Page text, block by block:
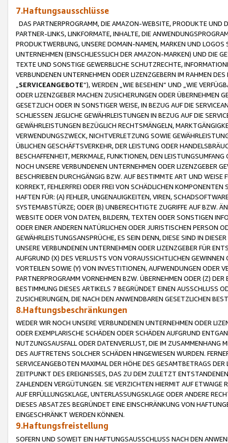
7.Haftungsausschlüsse
DAS PARTNERPROGRAMM, DIE AMAZON-WEBSITE, PRODUKTE UND
PARTNER-LINKS, LINKFORMATE, INHALTE, DIE
PRODUKTWERBUNG, UNSERE DOMAIN-NAMEN, MARKEN UND
UNTERNEHMEN (EINSCHLIESSLICH DER AMAZON-MARKEN) UND DIE
TEXTE UND SONSTIGE GEWERBLICHE SCHUTZRECHTE,
VERBUNDENEN UNTERNEHMEN ODER LIZENZGEBERN IM RAHMEN
SERVICEANGEBOTE“), WERDEN „WIE BESEHEN“ UND „WIE
ODER LIZENZGEBER MACHEN ZUSICHERUNGEN ODER ÜBERNEHMEN
GESETZLICH ODER IN SONSTIGER WEISE, IN BEZUG AUF DIE
SCHLIESSEN JEGLICHE GEWÄHRLEISTUNGEN IN BEZUG AUF DIE
GEWÄHRLEISTUNGEN BEZÜGLICH RECHTSMÄNGELN,
VERWENDUNGSZWECK, NICHTVERLETZUNG SOWIE
ÜBLICHEN GESCHÄFTSVERKEHR, DER LEISTUNG ODER
BESCHAFFENHEIT, MERKMALE, FUNKTIONEN, DEN
NOCH UNSERE VERBUNDENEN UNTERNEHMEN ODER LIZENZGEBER
BESCHRIEBEN DURCHGÄNGIG BZW. AUF BESTIMMTE ART UND
KORREKT, FEHLERFREI ODER FREI VON SCHÄDLICHEN
HAFTEN FÜR: (A) FEHLER, UNGENAUIGKEITEN, VIREN,
SYSTEMABSTÜRZE; ODER (B) UNBERECHTIGTE ZUGRIFFE AUF BZW.
WEBSITE ODER VON DATEN, BILDERN, TEXTEN ODER SONSTIGEN
ODER EINER ANDEREN NATÜRLICHEN ODER JURISTISCHEN PERSON
GEWÄHRLEISTUNGSANSPRÜCHE, ES SEIN DENN, DIESE SIND IN
UNSERE VERBUNDENEN UNTERNEHMEN ODER LIZENZGEBER FÜR
AUFGRUND (X) DES VERLUSTS VON VORAUSSICHTLICHEN
VORTEILEN SOWIE (Y) VON INVESTITIONEN, AUFWENDUNGEN ODER
PARTNERPROGRAMM VORNEHMEN BZW. ÜBERNEHMEN ODER (Z)
BESTIMMUNG DIESES ARTIKELS 7 BEGRÜNDET EINEN AUSSCHLUSS
ZUSICHERUNGEN, DIE NACH DEN ANWENDBAREN GESETZLICHEN
8.Haftungsbeschränkungen
WEDER WIR NOCH UNSERE VERBUNDENEN UNTERNEHMEN ODER
ODER EXEMPLARISCHE SCHÄDEN ODER SCHÄDEN AUFGRUND
NUTZUNGSAUSFALL ODER DATENVERLUST, DIE IM ZUSAMMENHANG
DES AUFTRETENS SOLCHER SCHÄDEN HINGEWIESEN WURDEN.
SERVICEANGEBOTEN MAXIMAL DER HÖHE DES GESAMTBETRAGS
ZEITPUNKT DES EREIGNISSES, DAS ZU DEM ZULETZT
ZAHLENDEN VERGÜTUNGEN. SIE VERZICHTEN HIERMIT AUF
AUF ERFÜLLUNGSKLAGE, UNTERLASSUNGSKLAGE ODER ANDERE
DIESES ABSATZES BEGRÜNDET EINE EINSCHRÄNKUNG VON
EINGESCHRÄNKT WERDEN KÖNNEN.
9.Haftungsfreistellung
SOFERN UND SOWEIT EIN HAFTUNGSAUSSCHLUSS NACH DEN